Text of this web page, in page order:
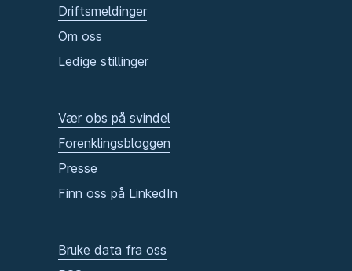
Driftsmeldinger
Om oss
Ledige stillinger
Vær obs på svindel
Forenklingsbloggen
Presse
Finn oss på LinkedIn
Bruke data fra oss